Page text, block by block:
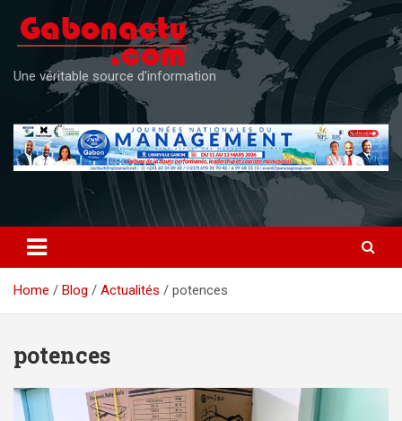
content
Une véritable source d'information
Home Blog Actualités potences
potences